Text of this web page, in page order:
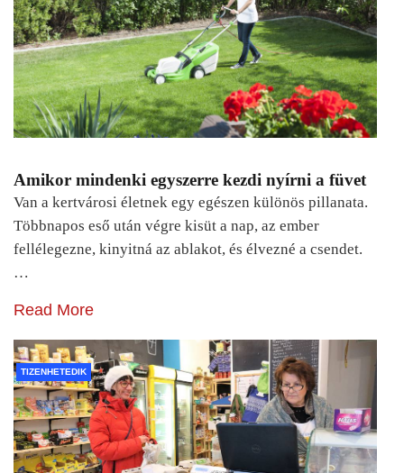
Amikor mindenki egyszerre kezdi nyírni a füvet
Van a kertvárosi életnek egy egészen különös pillanata.
Többnapos eső után végre kisüt a nap, az ember
fellélegezne, kinyitná az ablakot, és élvezné a csendet.
…
Read More
TIZENHETEDIK